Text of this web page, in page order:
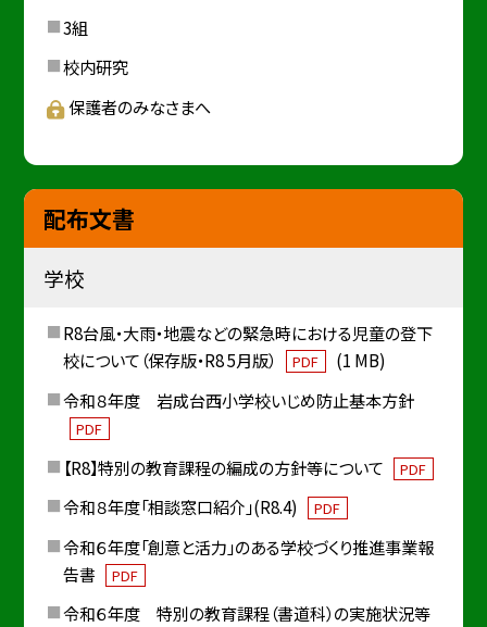
3組
校内研究
保護者のみなさまへ
配布文書
学校
R8台風・大雨・地震などの緊急時における児童の登下
校について（保存版・R8 5月版）
PDF
(1 MB)
令和８年度 岩成台西小学校いじめ防止基本方針
PDF
【R8】特別の教育課程の編成の方針等について PDF
令和８年度「相談窓口紹介」(R8.4) PDF
令和６年度「創意と活力」のある学校づくり推進事業報
告書
PDF
令和６年度 特別の教育課程（書道科）の実施状況等